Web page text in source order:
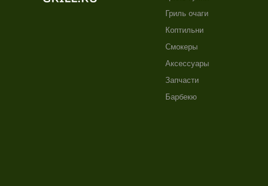
Гриль очаги
Коптильни
Смокеры
Аксессуары
Запчасти
Барбекю